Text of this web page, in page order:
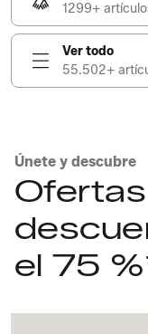
1299+
Ver todo
55.502+
Únete y descubre
el 75